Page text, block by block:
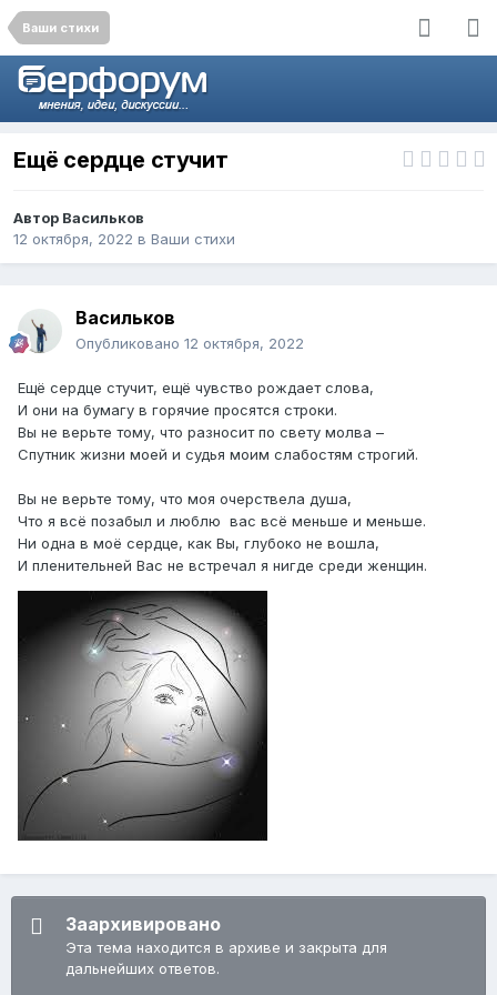
Ваши стихи
Ещё сердце стучит
Автор Васильков
12 октября, 2022 в Ваши стихи
Васильков
Опубликовано 12 октября, 2022
Ещё сердце стучит, ещё чувство рождает слова,
И они на бумагу в горячие просятся строки.
Вы не верьте тому, что разносит по свету молва –
Спутник жизни моей и судья моим слабостям строгий.
Вы не верьте тому, что моя очерствела душа,
Что я всё позабыл и люблю вас всё меньше и меньше.
Ни одна в моё сердце, как Вы, глубоко не вошла,
И пленительней Вас не встречал я нигде среди женщин.
Заархивировано
Эта тема находится в архиве и закрыта для
дальнейших ответов.